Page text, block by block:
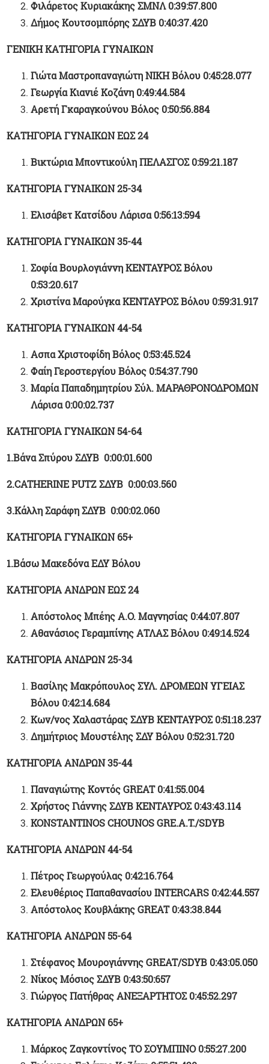
Φιλάρετος Κυριακάκης ΣΜΝΛ 0:39:57.800
Δήμος Κουτσομπόρης ΣΔΥΒ 0:40:37.420
ΓΕΝΙΚΗ ΚΑΤΗΓΟΡΙΑ ΓΥΝΑΙΚΩΝ
Γιώτα Μαστροπαναγιώτη ΝΙΚΗ Βόλου 0:45:28.077
Γεωργία Κιανιέ Κοζάνη 0:49:44.584
Αρετή Γκαραγκούνου Βόλος 0:50:56.884
ΚΑΤΗΓΟΡΙΑ ΓΥΝΑΙΚΩΝ ΕΩΣ 24
Βικτώρια Μποντικούλη ΠΕΛΑΣΓΟΣ 0:59:21.187
ΚΑΤΗΓΟΡΙΑ ΓΥΝΑΙΚΩΝ 25-34
Ελισάβετ Κατσίδου Λάρισα 0:56:13:594
ΚΑΤΗΓΟΡΙΑ ΓΥΝΑΙΚΩΝ 35-44
Σοφία Βουρλογιάννη ΚΕΝΤΑΥΡΟΣ Βόλου
0:53:20.617
Χριστίνα Μαρούγκα ΚΕΝΤΑΥΡΟΣ Βόλου 0:59:31.917
ΚΑΤΗΓΟΡΙΑ ΓΥΝΑΙΚΩΝ 44-54
Ασπα Χριστοφίδη Βόλος 0:53:45.524
Φαίη Γεροστεργίου Βόλος 0:54:37.790
Μαρία Παπαδημητρίου Σύλ. ΜΑΡΑΘΡΟΝΟΔΡΟΜΩΝ
Λάρισα 0:00:02.737
ΚΑΤΗΓΟΡΙΑ ΓΥΝΑΙΚΩΝ 54-64
1.ΒάναΣπύρου ΣΔΥΒ 0:00:01.600
2.CATHERINE PUTZΣΔΥΒ 0:00:03.560
3.Κάλλη Σαράφη ΣΔΥΒ 0:00:02.060
ΚΑΤΗΓΟΡΙΑ ΓΥΝΑΙΚΩΝ 65+
1.Βάσω Μακεδόνα ΕΔΥ Βόλου
ΚΑΤΗΓΟΡΙΑ ΑΝΔΡΩΝ ΕΩΣ 24
Απόστολος Μπέης Α.Ο. Μαγνησίας 0:44:07.807
Αθανάσιος Γεραμπίνης ΑΤΛΑΣ Βόλου 0:49:14.524
ΚΑΤΗΓΟΡΙΑ ΑΝΔΡΩΝ 25-34
Βασίλης Μακρόπουλος ΣΥΛ. ΔΡΟΜΕΩΝ ΥΓΕΙΑΣ
Βόλου 0:42:14.684
Κων/νος Χαλαστάρας ΣΔΥΒ ΚΕΝΤΑΥΡΟΣ 0:51:18.237
Δημήτριος Μουστέλης ΣΔΥ Βόλου 0:52:31.720
ΚΑΤΗΓΟΡΙΑ ΑΝΔΡΩΝ 35-44
Παναγιώτης ΚοντόςGREAT0:41:55.004
Χρήστος Γιάννης ΣΔΥΒ ΚΕΝΤΑΥΡΟΣ 0:43:43.114
KONSTANTINOS CHOUNOS GRE.A.T./SDYB
ΚΑΤΗΓΟΡΙΑ ΑΝΔΡΩΝ 44-54
Πέτρος Γεωργούλας 0:42:16.764
Ελευθέριος ΠαπαθανασίουINTERCARS 0:42:44.557
Απόστολος ΚουβλάκηςGREAT0:43:38.844
ΚΑΤΗΓΟΡΙΑ ΑΝΔΡΩΝ 55-64
Στέφανος ΜουρογιάννηςGREAT/SDYB 0:43:05.050
Νίκος Μόσιος ΣΔΥΒ 0:43:50:657
Γιώργος Πατήθρας ΑΝΕΞΑΡΤΗΤΟΣ 0:45:52.297
ΚΑΤΗΓΟΡΙΑ ΑΝΔΡΩΝ 65+
Μάρκος Ζαγκοντίνος ΤΟ ΣΟΥΜΠΙΝΟ 0:55:27.200